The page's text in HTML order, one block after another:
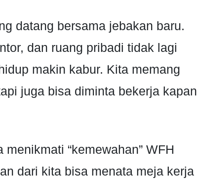
datang bersama jebakan baru.
dan ruang pribadi tidak lagi
makin kabur. Kita memang
juga bisa diminta bekerja kapan
“kemewahan” WFH
dari kita bisa menata meja kerja